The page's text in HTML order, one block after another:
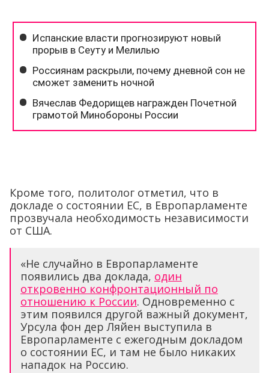
Кроме того, политолог отметил, что в
докладе о состоянии ЕС, в Европарламенте
прозвучала необходимость независимости
от США.
«Не случайно в Европарламенте
появились два доклада, один
откровенно конфронтационный по
отношению к России. Одновременно с
этим появился другой важный документ,
Урсула фон дер Ляйен выступила в
Европарламенте с ежегодным докладом
о состоянии ЕС, и там не было никаких
нападок на Россию.